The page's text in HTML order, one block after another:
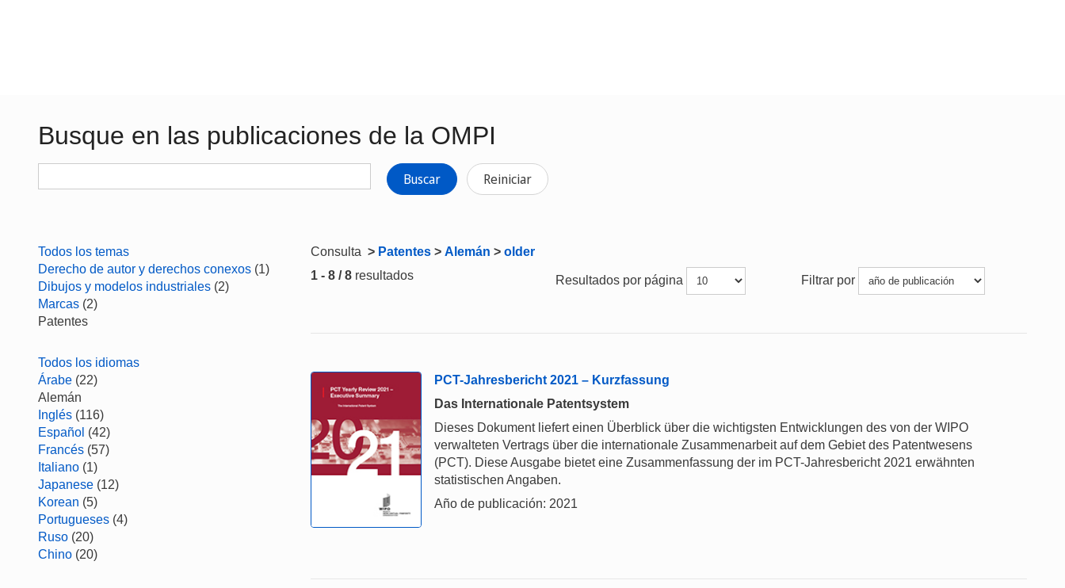
Busque en las publicaciones de la OMPI
Buscar Reiniciar
Todos los temas
Derecho de autor y derechos conexos (1)
Dibujos y modelos industriales (2)
Marcas (2)
Patentes
Todos los idiomas
Árabe (22)
Alemán
Inglés (116)
Español (42)
Francés (57)
Italiano (1)
Japanese (12)
Korean (5)
Portugueses (4)
Ruso (20)
Chino (20)
Consulta > Patentes > Alemán > older
1 - 8 / 8 resultados Resultados por página Filtrar por
PCT-Jahresbericht 2021 – Kurzfassung
Das Internationale Patentsystem
Dieses Dokument liefert einen Überblick über die wichtigsten Entwicklungen des von der WIPO
verwalteten Vertrags über die internationale Zusammenarbeit auf dem Gebiet des Patentwesens
(PCT). Diese Ausgabe bietet eine Zusammenfassung der im PCT-Jahresbericht 2021 erwähnten
statistischen Angaben.
Año de publicación: 2021